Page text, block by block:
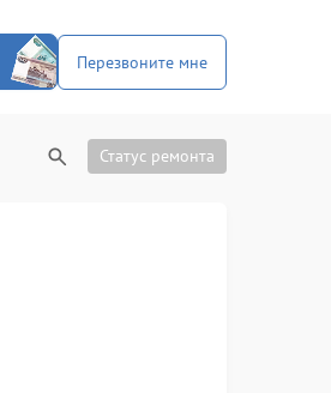
Перезвоните мне
Статус ремонта